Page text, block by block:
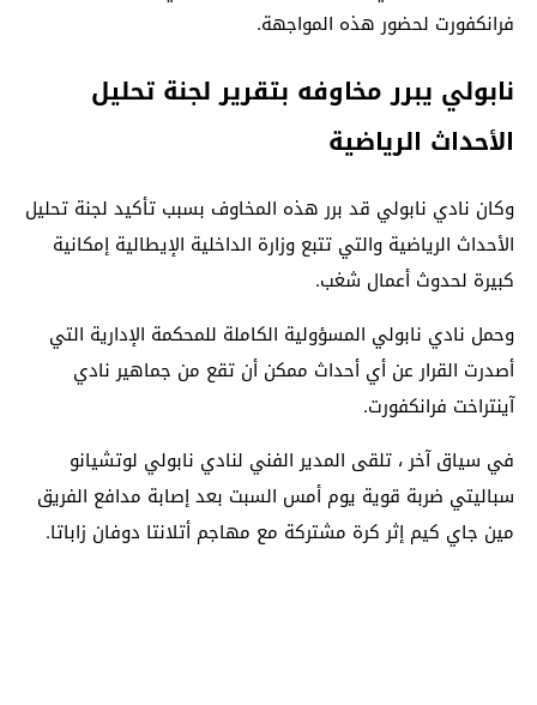
فرانكفورت لحضور هذه المواجهة.
نابولي يبرر مخاوفه بتقرير لجنة تحليل
الأحداث الرياضية
وكان نادي نابولي قد برر هذه المخاوف بسبب تأكيد لجنة تحليل
الأحداث الرياضية والتي تتبع وزارة الداخلية الإيطالية إمكانية
كبيرة لحدوث أعمال شغب.
وحمل نادي نابولي المسؤولية الكاملة للمحكمة الإدارية التي
أصدرت القرار عن أي أحداث ممكن أن تقع من جماهير نادي
آينتراخت فرانكفورت.
في سياق آخر ، تلقى المدير الفني لنادي نابولي لوتشيانو
سباليتي ضربة قوية يوم أمس السبت بعد إصابة مدافع الفريق
مين جاي كيم إثر كرة مشتركة مع مهاجم أتلانتا دوفان زاباتا.